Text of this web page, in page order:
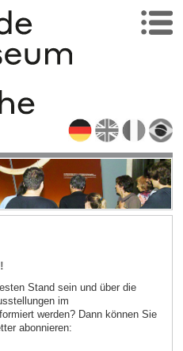
Stand sein und über die
im
werden? Dann können Sie
abonnieren: